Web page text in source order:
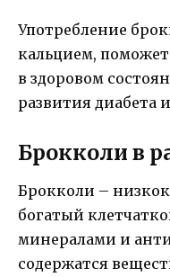
Употребление
кальцием,
в здоровом
развития диабета
Брокколи в
Брокколи –
богатый
минералами и
содержатся